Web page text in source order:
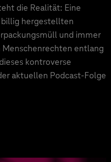
die Realität: Eine
hergestellten
und immer
entlang
kontroverse
aktuellen Podcast-Folge